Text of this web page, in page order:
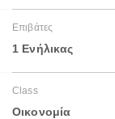
Επιβάτες
1 Ενήλικας
Class
Οικονομία